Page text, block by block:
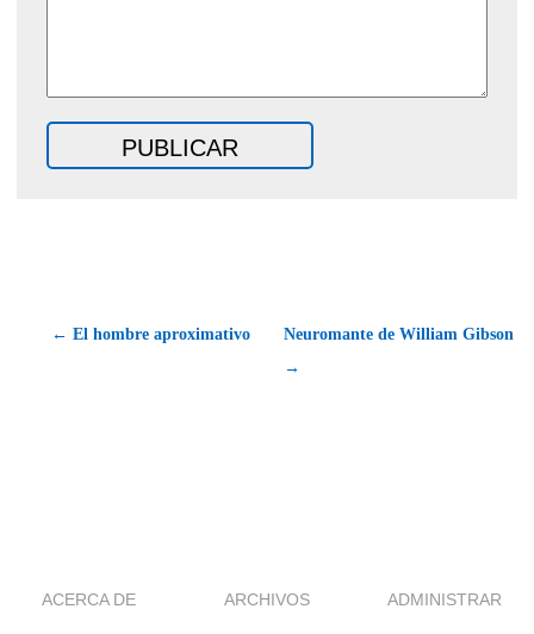
← El hombre aproximativo
Neuromante de William Gibson
→
ACERCA DE ARCHIVOS ADMINISTRAR